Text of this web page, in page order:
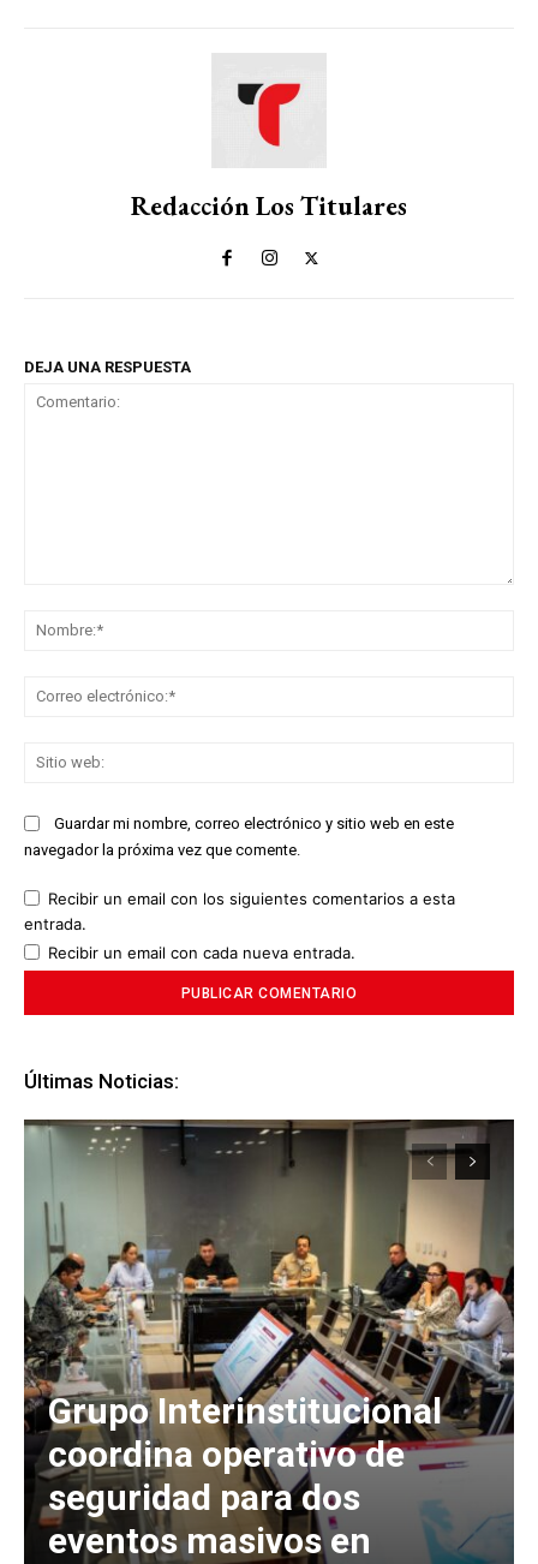
Redacción Los Titulares
DEJA UNA RESPUESTA
Guardar mi nombre, correo electrónico y sitio web en este
navegador la próxima vez que comente.
Recibir un email con los siguientes comentarios a esta
entrada.
Recibir un email con cada nueva entrada.
Últimas Noticias:
Grupo Interinstitucional
coordina operativo de
seguridad para dos
eventos masivos en